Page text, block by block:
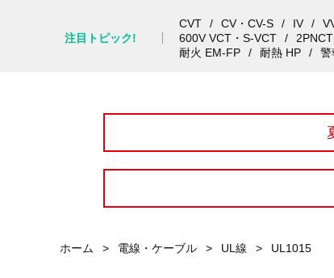
注目トピック!
CVT CV・CV-S IV
600V VCT・S-VCT
2PNCT
耐火 EM-FP
耐熱 HP 警
ホーム > 電線・ケーブル > UL線 > UL1015